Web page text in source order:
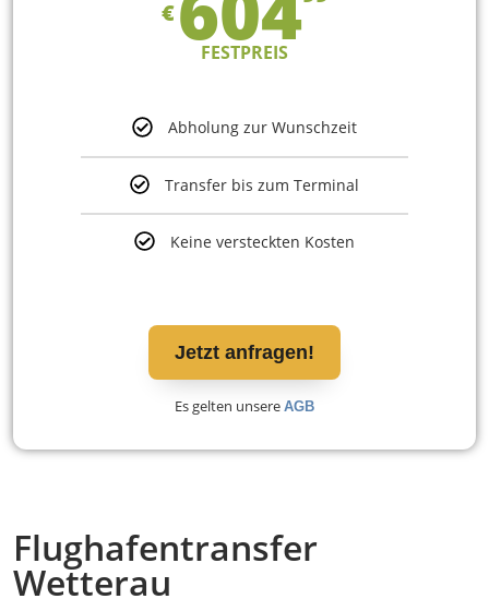
Flughafentransfer
Wetterau
€
FESTPREIS
Abholung zur Wunschzeit
Transfer bis zum Terminal
Keine versteckten Kosten
Jetzt anfragen!
Es gelten unsere AGB